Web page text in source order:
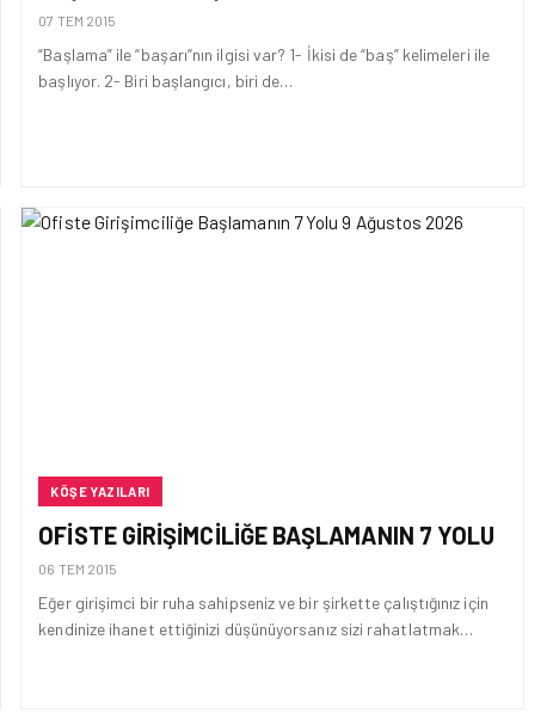
07 TEM 2015
“Başlama” ile “başarı”nın ilgisi var? 1- İkisi de “baş” kelimeleri ile
başlıyor. 2- Biri başlangıcı, biri de…
KÖŞE YAZILARI
OFISTE GIRIŞIMCILIĞE BAŞLAMANIN 7 YOLU
06 TEM 2015
Eğer girişimci bir ruha sahipseniz ve bir şirkette çalıştığınız için
kendinize ihanet ettiğinizi düşünüyorsanız sizi rahatlatmak…